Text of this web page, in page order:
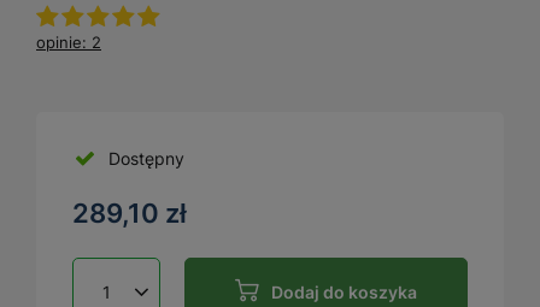
opinie: 2
Dostępny
289,10 zł
Dodaj do koszyka